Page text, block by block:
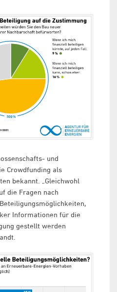
und
Crowdfunding als
bekannt. „Gleichwohl
die Fragen nach
Informationen für die
gestellt werden